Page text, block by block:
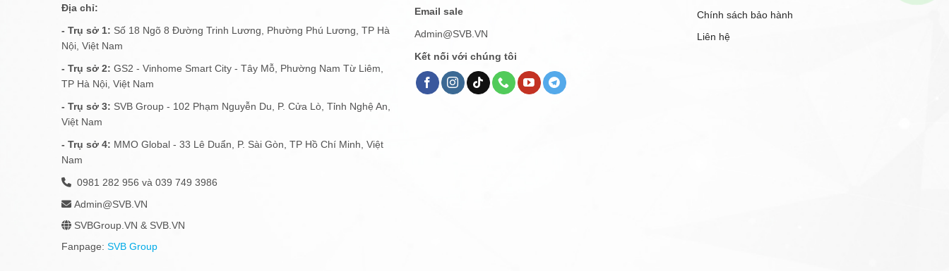
Địa chỉ:
- Trụ sở 1: Số 18 Ngõ 8 Đường Trinh Lương, Phường Phú Lương, TP Hà
Nội, Việt Nam
- Trụ sở 2: GS2 - Vinhome Smart City - Tây Mỗ, Phường Nam Từ Liêm,
TP Hà Nội, Việt Nam
- Trụ sở 3: SVB Group - 102 Phạm Nguyễn Du, P. Cửa Lò, Tỉnh Nghệ An,
Việt Nam
- Trụ sở 4: MMO Global - 33 Lê Duẩn, P. Sài Gòn, TP Hồ Chí Minh, Việt
Nam
0981 282 956 và 039 749 3986
Admin@SVB.VN
SVBGroup.VN & SVB.VN
Fanpage: SVB Group
Email sale
Admin@SVB.VN
Kết nối với chúng tôi
Chính sách bảo hành
Liên hệ